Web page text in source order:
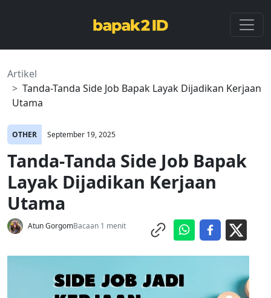
Artikel
Tanda-Tanda Side Job Bapak Layak Dijadikan Kerjaan
Utama
OTHER September 19, 2025
Tanda-Tanda Side Job Bapak
Layak Dijadikan Kerjaan
Utama
Atun GorgomBacaan 1 menit